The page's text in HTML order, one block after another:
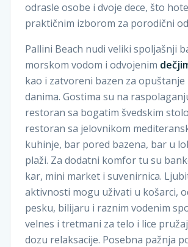
odrasle osobe i dvoje dece, što
praktičnim izborom za porodični
Pallini Beach nudi veliki spoljašnji
morskom vodom i odvojenim
kao i zatvoreni bazen za opuštanje
danima. Gostima su na
restoran sa bogatim švedskim
restoran sa jelovnikom
kuhinje, bar pored bazena, bar u
plaži. Za dodatni komfor tu su
kar, mini market i suvenirnica.
aktivnosti mogu uživati u košarci,
pesku, bilijaru i raznim vodenim
velnes i tretmani za telo i lice
dozu relaksacije. Posebna pažnja